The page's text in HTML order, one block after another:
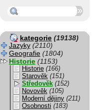
kategorie (19138)
Jazyky (2110)
Geografie (1804)
Historie (1153)
Historie (166)
Starověk (151)
Středověk (152)
Novověk (105)
Moderní dějiny (211)
Osobnosti (183)